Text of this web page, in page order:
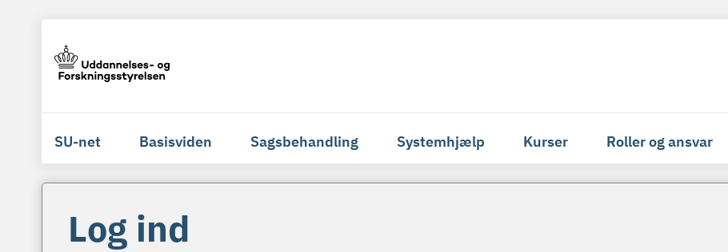
SU-net Basisviden Sagsbehandling Systemhjælp Kurser Roller og ansvar
Log ind